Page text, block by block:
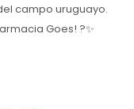
campo uruguayo.
Goes! ?✨